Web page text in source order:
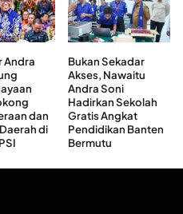
Andra
dan
di
Bukan Sekadar
Akses, Nawaitu
Andra Soni
Hadirkan Sekolah
Gratis Angkat
Pendidikan Banten
Bermutu